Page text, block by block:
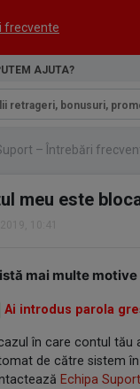
frecvente
AJUTA?
– Întrebări
meu este
mai multe
Ai introdus parola
în care contul
de către sistem
Echipa